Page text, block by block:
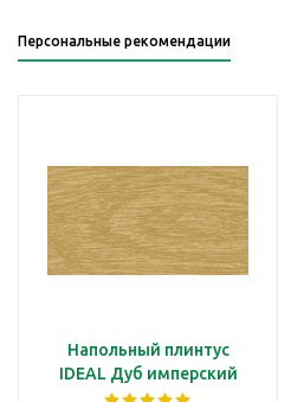
Персональные рекомендации
Напольный плинтус
IDEAL Дуб имперский